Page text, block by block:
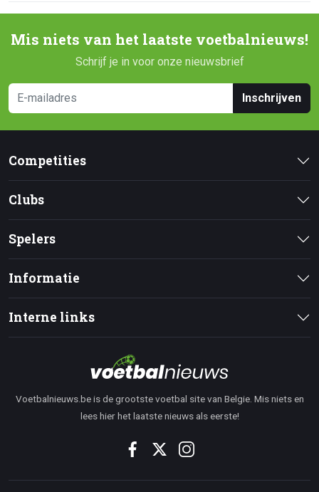
Mis niets van het laatste voetbalnieuws!
Schrijf je in voor onze nieuwsbrief
Inschrijven
Competities
Clubs
Spelers
Informatie
Interne links
Voetbalnieuws.be is de grootste voetbal site van Belgie. Mis niets en
lees hier het laatste nieuws als eerste!